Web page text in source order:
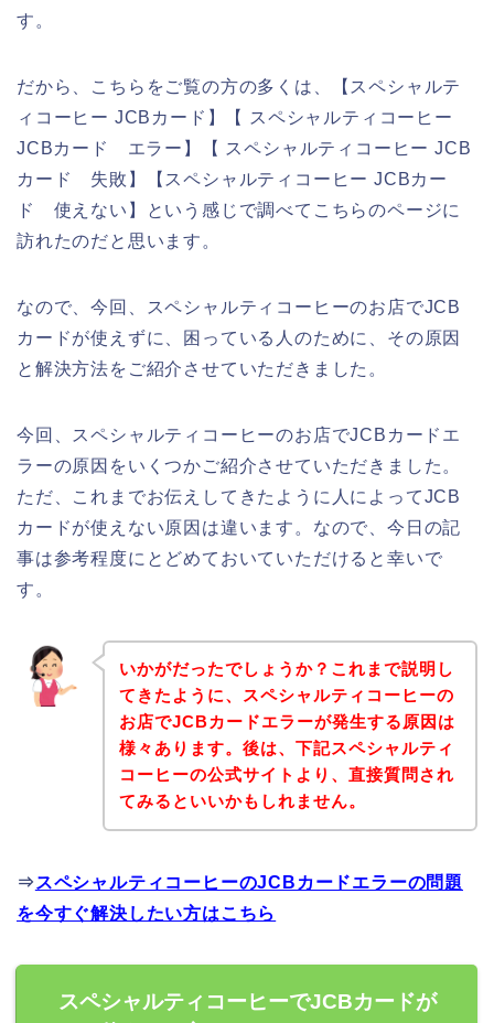
す。
だから、こちらをご覧の方の多くは、【スペシャルテ
ィコーヒー JCBカード】【 スペシャルティコーヒー
JCBカード エラー】【 スペシャルティコーヒー JCB
カード 失敗】【スペシャルティコーヒー JCBカー
ド 使えない】という感じで調べてこちらのページに
訪れたのだと思います。
なので、今回、スペシャルティコーヒーのお店でJCB
カードが使えずに、困っている人のために、その原因
と解決方法をご紹介させていただきました。
今回、スペシャルティコーヒーのお店でJCBカードエ
ラーの原因をいくつかご紹介させていただきました。
ただ、これまでお伝えしてきたように人によってJCB
カードが使えない原因は違います。なので、今日の記
事は参考程度にとどめておいていただけると幸いで
す。
いかがだったでしょうか？これまで説明し
てきたように、スペシャルティコーヒーの
お店でJCBカードエラーが発生する原因は
様々あります。後は、下記スペシャルティ
コーヒーの公式サイトより、直接質問され
てみるといいかもしれません。
⇒ スペシャルティコーヒーのJCBカードエラーの問題
を今すぐ解決したい方はこちら
スペシャルティコーヒーでJCBカードが